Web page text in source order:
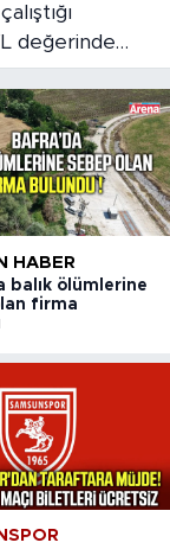
değerinde
HABER
balık ölümlerine
firma